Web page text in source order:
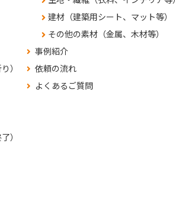
）
）
建材（建築用シート、マット等）
その他の素材（金属、木材等）
事例紹介
依頼の流れ
よくあるご質問